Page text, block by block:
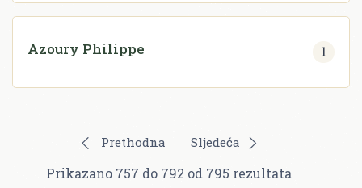
Azoury Philippe 1
Prethodna Sljedeća
Prikazano 757 do 792 od 795 rezultata